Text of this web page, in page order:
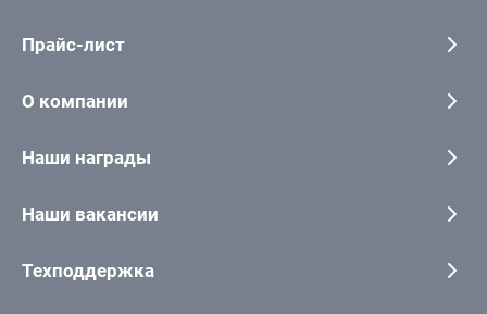
Прайс-лист
О компании
Наши награды
Наши вакансии
Техподдержка